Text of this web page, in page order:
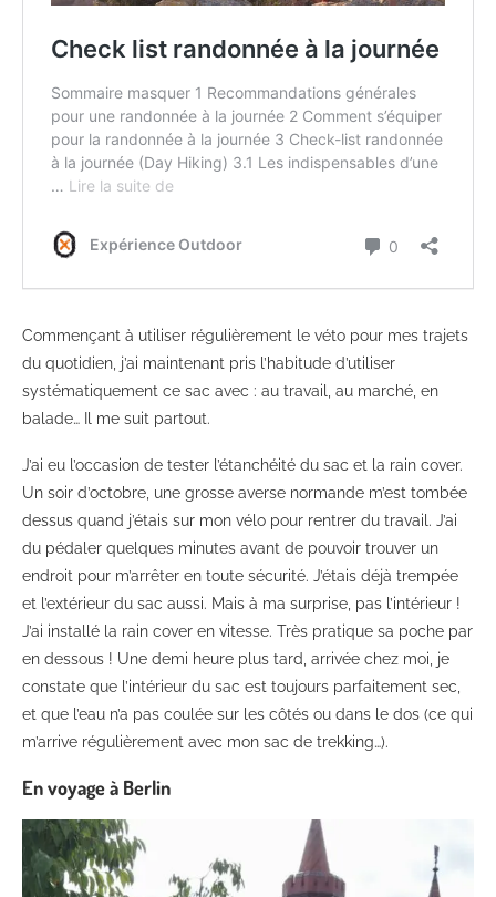
Commençant à utiliser régulièrement le véto pour mes trajets
du quotidien, j’ai maintenant pris l’habitude d’utiliser
systématiquement ce sac avec : au travail, au marché, en
balade… Il me suit partout.
J’ai eu l’occasion de tester l’étanchéité du sac et la rain cover.
Un soir d’octobre, une grosse averse normande m’est tombée
dessus quand j’étais sur mon vélo pour rentrer du travail. J’ai
du pédaler quelques minutes avant de pouvoir trouver un
endroit pour m’arrêter en toute sécurité. J’étais déjà trempée
et l’extérieur du sac aussi. Mais à ma surprise, pas l’intérieur !
J’ai installé la rain cover en vitesse. Très pratique sa poche par
en dessous ! Une demi heure plus tard, arrivée chez moi, je
constate que l’intérieur du sac est toujours parfaitement sec,
et que l’eau n’a pas coulée sur les côtés ou dans le dos (ce qui
m’arrive régulièrement avec mon sac de trekking…).
En voyage à Berlin